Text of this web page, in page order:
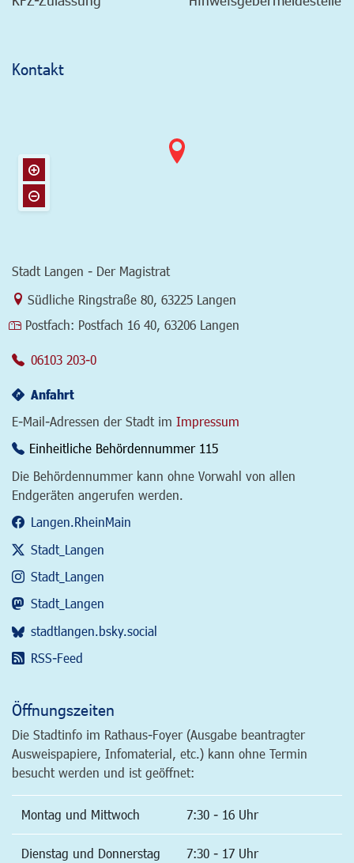
Kontakt
Stadt Langen - Der Magistrat
Link zur Google-Maps Navigation
Südliche Ringstraße 80 63225 Langen
Postfach: Postfach 16 40, 63206 Langen
06103 203-0
Anfahrt
E-Mail-Adressen der Stadt im Impressum
Einheitliche Behördennummer 115
Die Behördennummer kann ohne Vorwahl von allen
Endgeräten angerufen werden.
Langen.RheinMain
Stadt_Langen
Stadt_Langen
Stadt_Langen
stadtlangen.bsky.social
RSS-Feed
Öffnungszeiten
Die Stadtinfo im Rathaus-Foyer (Ausgabe beantragter
Ausweispapiere, Infomaterial, etc.) kann ohne Termin
besucht werden und ist geöffnet:
Montag und Mittwoch 7:30 - 16 Uhr
Dienstag und Donnerstag 7:30 - 17 Uhr